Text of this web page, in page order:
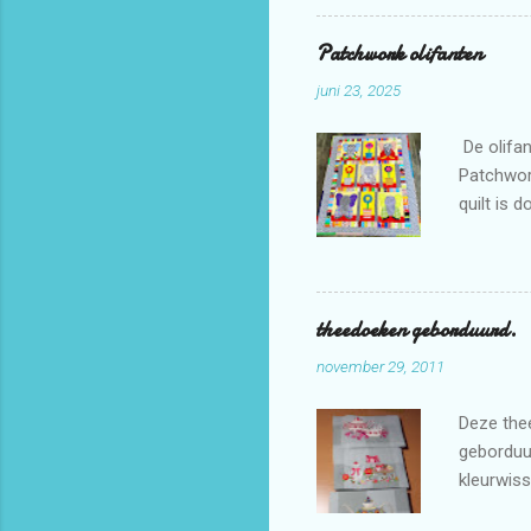
Patchwork olifanten
juni 23, 2025
De
quilt is
theedoeken geborduurd.
november 29, 2011
Deze